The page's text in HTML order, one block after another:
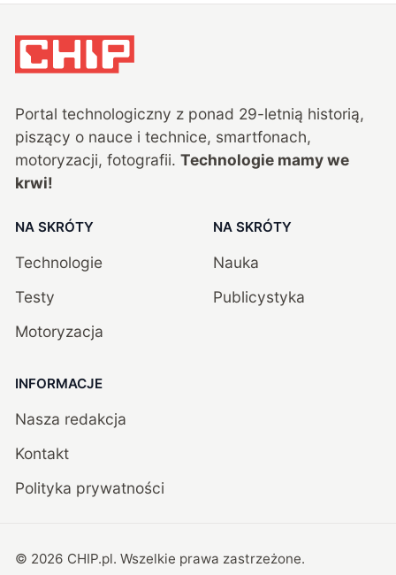
Portal technologiczny z ponad 29-letnią historią,
piszący o nauce i technice, smartfonach,
motoryzacji, fotografii. Technologie mamy we
krwi!
NA SKRÓTY
Technologie
Testy
Motoryzacja
NA SKRÓTY
Nauka
Publicystyka
INFORMACJE
Nasza redakcja
Kontakt
Polityka prywatności
© 2026 CHIP.pl. Wszelkie prawa zastrzeżone.